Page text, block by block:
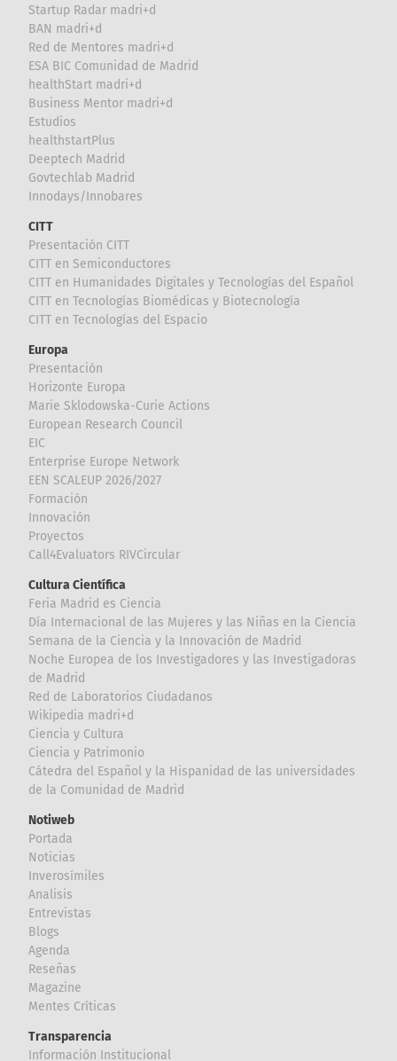
Startup Radar madri+d
BAN madri+d
Red de Mentores madri+d
ESA BIC Comunidad de Madrid
healthStart madri+d
Business Mentor madri+d
Estudios
healthstartPlus
Deeptech Madrid
Govtechlab Madrid
Innodays/Innobares
CITT
Presentación CITT
CITT en Semiconductores
CITT en Humanidades Digitales y Tecnologías del Español
CITT en Tecnologías Biomédicas y Biotecnología
CITT en Tecnologías del Espacio
Europa
Presentación
Horizonte Europa
Marie Sklodowska-Curie Actions
European Research Council
EIC
Enterprise Europe Network
EEN SCALEUP 2026/2027
Formación
Innovación
Proyectos
Call4Evaluators RIVCircular
Cultura Científica
Feria Madrid es Ciencia
Día Internacional de las Mujeres y las Niñas en la Ciencia
Semana de la Ciencia y la Innovación de Madrid
Noche Europea de los Investigadores y las Investigadoras
de Madrid
Red de Laboratorios Ciudadanos
Wikipedia madri+d
Ciencia y Cultura
Ciencia y Patrimonio
Cátedra del Español y la Hispanidad de las universidades
de la Comunidad de Madrid
Notiweb
Portada
Noticias
Inverosímiles
Analisis
Entrevistas
Blogs
Agenda
Reseñas
Magazine
Mentes Críticas
Transparencia
Información Institucional